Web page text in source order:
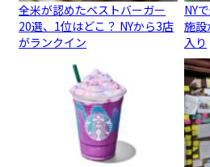
全米が認めたベストバーガー
20選、1位はどこ？ NYから3店
がランクイン
NY
施設
入り